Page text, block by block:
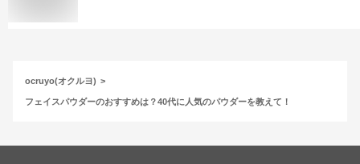
ocruyo(オクルヨ)
フェイスパウダーのおすすめは？40代に人気のパウダーを教えて！